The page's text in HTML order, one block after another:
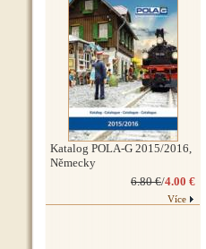
Katalog POLA-G 2015/2016,
Německy
6.80 €/4.00 €
Více